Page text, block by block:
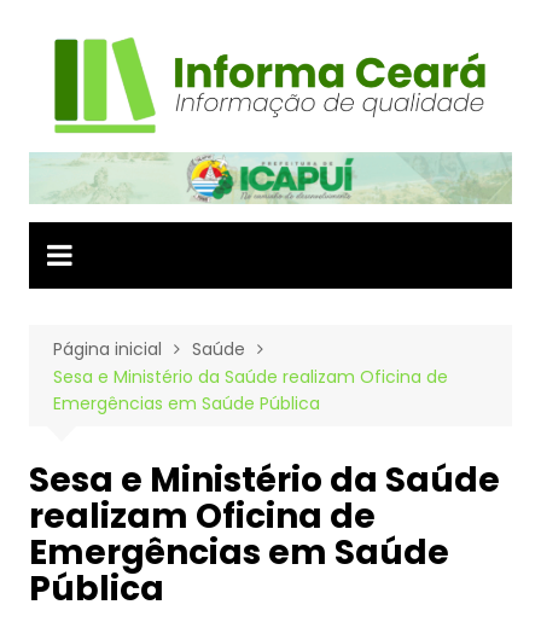
Página inicial
Saúde
Sesa e Ministério da Saúde realizam Oficina de
Emergências em Saúde Pública
Sesa e Ministério da Saúde
realizam Oficina de
Emergências em Saúde
Pública